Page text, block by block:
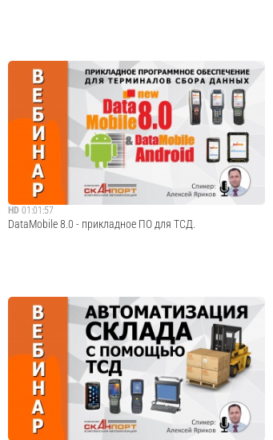
Сюжет АТОЛ Кострома Февраль 2014Семинар по
автоматизации бизнеса в Костроме.
Cмотреть видео
HD 01:01:57
DataMobile 8.0 - прикладное ПО для ТСД.
В программе вебинара: - DataMobile 8.0 - Программное
обеспечение для терминалов - Уникальные возможности
и функции программы. - Демонстрация работы
программы.
Cмотреть видео